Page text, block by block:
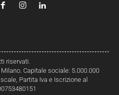
riservati.
Capitale sociale: 5.000.000
Partita Iva e Iscrizione al